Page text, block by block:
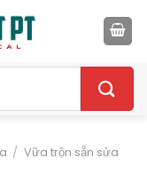
/ Vữa trộn sẵn sửa